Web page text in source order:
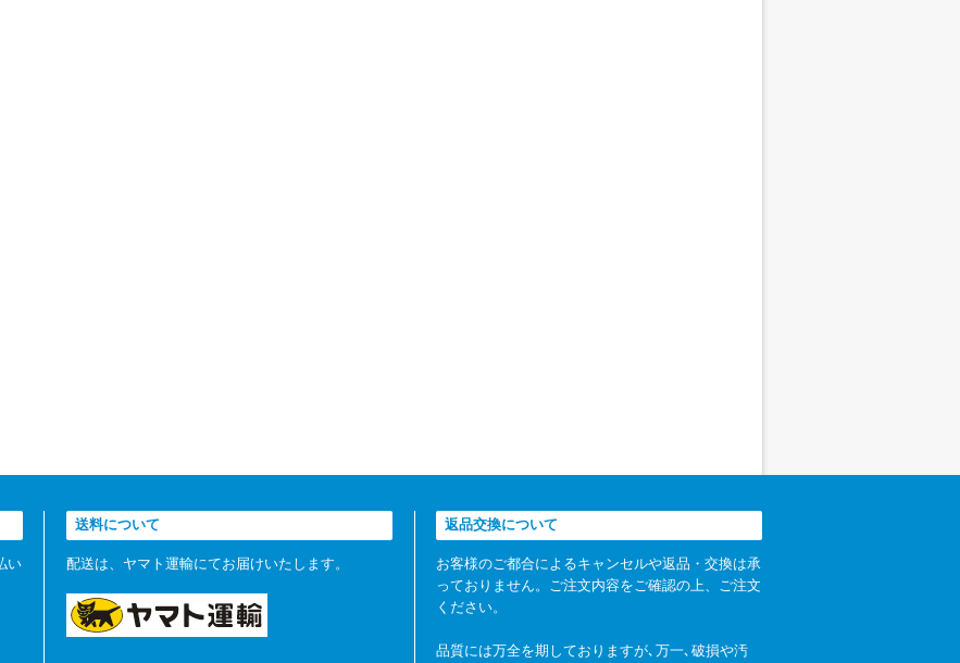
い
送料について
配送は、ヤマト運輸にてお届けいたします。
返品交換について
お客様のご都合によるキャンセルや返品・交換は承
っておりません。ご注文内容をご確認の上、ご注文
ください。
品質には万全を期しておりますが､万一､破損や汚